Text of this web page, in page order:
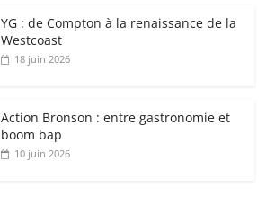
YG : de Compton à la renaissance de la
Westcoast
18 juin 2026
Action Bronson : entre gastronomie et
boom bap
10 juin 2026